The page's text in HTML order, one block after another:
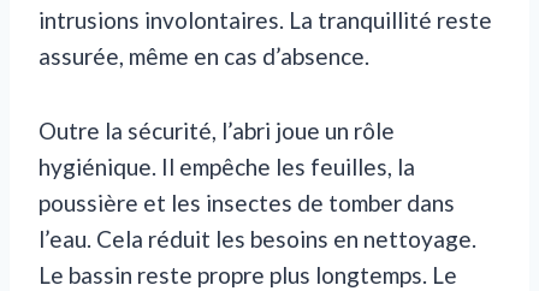
intrusions involontaires. La tranquillité reste
assurée, même en cas d’absence.
Outre la sécurité, l’abri joue un rôle
hygiénique. Il empêche les feuilles, la
poussière et les insectes de tomber dans
l’eau. Cela réduit les besoins en nettoyage.
Le bassin reste propre plus longtemps. Le